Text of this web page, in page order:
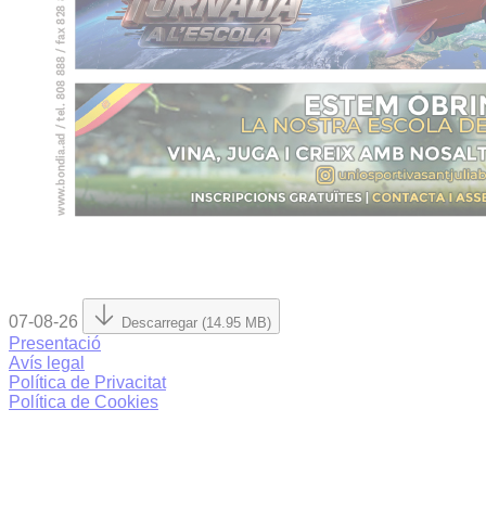
07-08-26 Descarregar (14.95 MB)
Presentació
Avís legal
Política de Privacitat
Política de Cookies